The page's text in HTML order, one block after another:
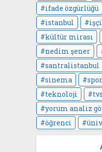
ifade özgürlüğü
istanbul
işçi
kültür mirası
nedim şener
santralistanbul
sinema
spor
teknoloji
yorum analiz
öğrenci